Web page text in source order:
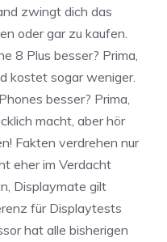
zwingt dich das
oder gar zu kaufen.
8 Plus besser? Prima,
kostet sogar weniger.
besser? Prima,
macht, aber hör
Fakten verdrehen nur
eher im Verdacht
Displaymate gilt
für Displaytests
hat alle bisherigen